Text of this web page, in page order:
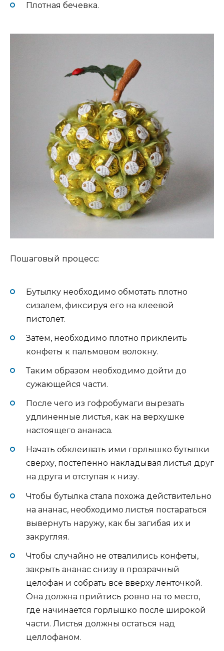
Плотная бечевка.
Пошаговый процесс:
Бутылку необходимо обмотать плотно
сизалем, фиксируя его на клеевой
пистолет.
Затем, необходимо плотно приклеить
конфеты к пальмовом волокну.
Таким образом необходимо дойти до
сужающейся части.
После чего из гофробумаги вырезать
удлиненные листья, как на верхушке
настоящего ананаса.
Начать обклеивать ими горлышко бутылки
сверху, постепенно накладывая листья друг
на друга и отступая к низу.
Чтобы бутылка стала похожа действительно
на ананас, необходимо листья постараться
вывернуть наружу, как бы загибая их и
закругляя.
Чтобы случайно не отвалились конфеты,
закрыть ананас снизу в прозрачный
целофан и собрать все вверху ленточкой.
Она должна прийтись ровно на то место,
где начинается горлышко после широкой
части. Листья должны остаться над
целлофаном.